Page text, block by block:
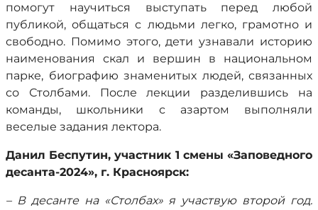
помогут научиться выступать перед любой
публикой, общаться с людьми легко, грамотно и
свободно. Помимо этого, дети узнавали историю
наименования скал и вершин в национальном
парке, биографию знаменитых людей, связанных
со Столбами. После лекции разделившись на
команды, школьники с азартом выполняли
веселые задания лектора.
Данил Беспутин, участник 1 смены «Заповедного
десанта-2024», г. Красноярск:
– В десанте на «Столбах» я участвую второй год.